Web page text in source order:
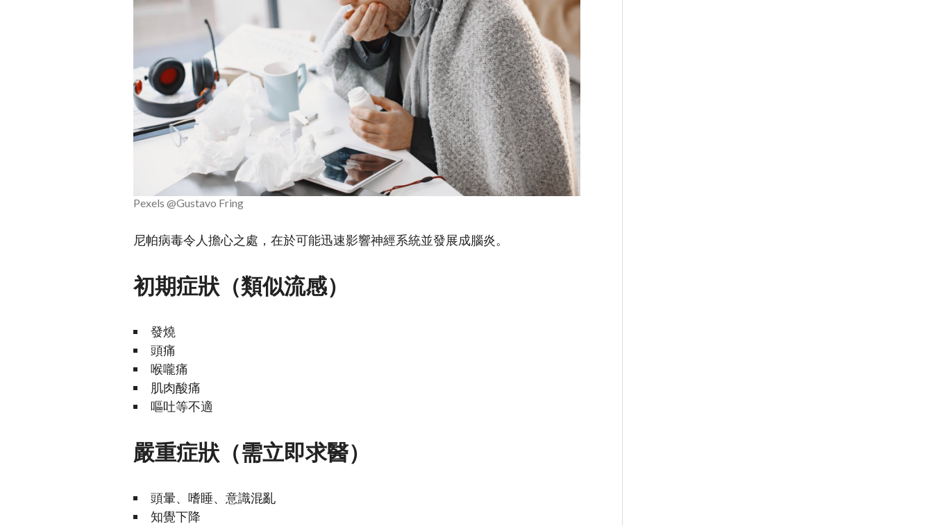
Pexels @Gustavo Fring
尼帕病毒令人擔心之處，在於可能迅速影響神經系統並發展成腦炎。
初期症狀（類似流感）
發燒
頭痛
喉嚨痛
肌肉酸痛
嘔吐等不適
嚴重症狀（需立即求醫）
頭暈、嗜睡、意識混亂
知覺下降